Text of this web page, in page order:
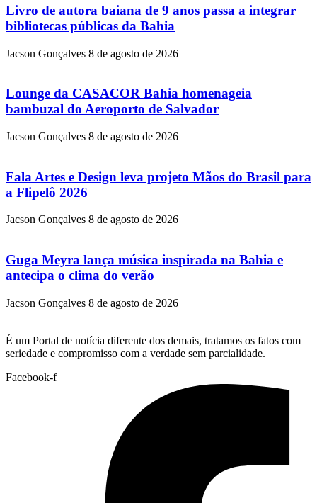
Livro de autora baiana de 9 anos passa a integrar
bibliotecas públicas da Bahia
Jacson Gonçalves 8 de agosto de 2026
Lounge da CASACOR Bahia homenageia
bambuzal do Aeroporto de Salvador
Jacson Gonçalves 8 de agosto de 2026
Fala Artes e Design leva projeto Mãos do Brasil para
a Flipelô 2026
Jacson Gonçalves 8 de agosto de 2026
Guga Meyra lança música inspirada na Bahia e
antecipa o clima do verão
Jacson Gonçalves 8 de agosto de 2026
É um Portal de notícia diferente dos demais, tratamos os fatos com
seriedade e compromisso com a verdade sem parcialidade.
Facebook-f